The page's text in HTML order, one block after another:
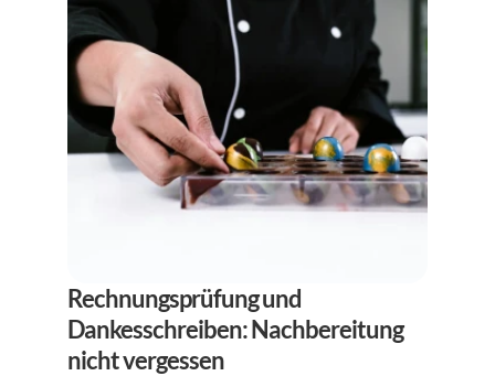
Rechnungsprüfung und
Dankesschreiben: Nachbereitung
nicht vergessen